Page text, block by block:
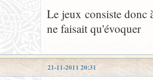
Le jeux consiste donc
ne faisait qu'évoquer
21-11-2011 20:31